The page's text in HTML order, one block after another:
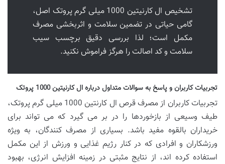
تشخیص ال کارنیتین 1000 میلی گرم پروتک اصل،
گامی حیاتی در تضمین سلامت و اثربخشی مصرف
مکمل است؛ لذا بررسی دقیق برچسب سیب
سلامت و کد اصالت را هرگز فراموش نکنید.
تجربیات کاربران و پاسخ به سوالات متداول درباره ال کارنیتین 1000 پروتک
تجربیات کاربران از مصرف قرص ال کارنتین 1000 میلی گرم پروتک،
طیف وسیعی از بازخوردها را در بر می گیرد که می تواند برای
خریداران بالقوه مفید باشد. بسیاری از مصرف کنندگان، به ویژه
ورزشکاران و افرادی که در کنار رژیم غذایی و ورزش از این مکمل
استفاده کرده اند، از نتایج مثبتی در زمینه افزایش انرژی، بهبود